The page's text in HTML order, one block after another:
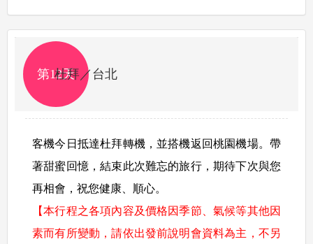
第12天
杜拜／台北
客機今日抵達杜拜轉機，並搭機返回桃園機場。帶
著甜蜜回憶，結束此次難忘的旅行，期待下次與您
再相會，祝您健康、順心。
【本行程之各項內容及價格因季節、氣候等其他因
素而有所變動，請依出發前說明會資料為主，不另